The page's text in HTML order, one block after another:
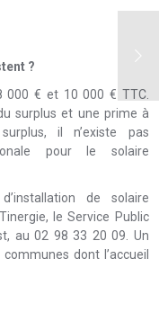
?
000 € et 10 000 € TTC.
surplus et une prime à
il n’existe pas
pour le solaire
de solaire
le Service Public
au 02 98 33 20 09. Un
dont l’accueil